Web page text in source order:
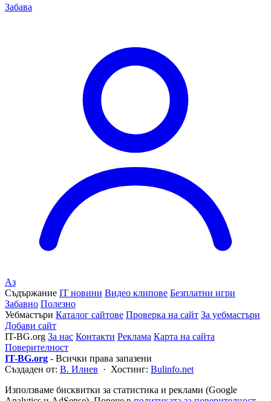
Забава
Аз
Съдържание IT новини Видео клипове Безплатни игри
Забавно Полезно
Уебмастъри Каталог сайтове Проверка на сайт За уебмастъри
Добави сайт
IT-BG.org За нас Контакти Реклама Карта на сайта
Поверителност
IT-BG.org - Всички права запазени
Създаден от: В. Илиев · Хостинг: Bulinfo.net
Използваме бисквитки за статистика и реклами (Google